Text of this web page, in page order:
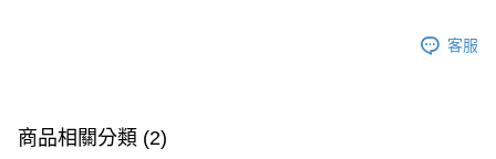
客服
商品相關分類 (2)